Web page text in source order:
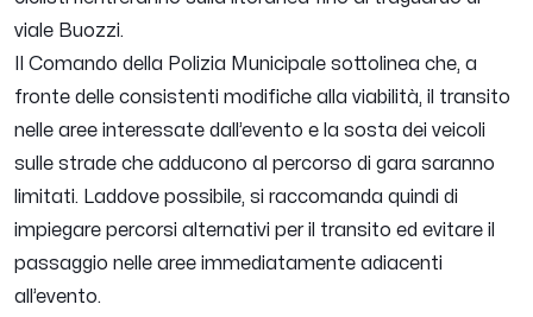
viale Buozzi.
Il Comando della Polizia Municipale sottolinea che, a
fronte delle consistenti modifiche alla viabilità, il transito
nelle aree interessate dall’evento e la sosta dei veicoli
sulle strade che adducono al percorso di gara saranno
limitati. Laddove possibile, si raccomanda quindi di
impiegare percorsi alternativi per il transito ed evitare il
passaggio nelle aree immediatamente adiacenti
all’evento.